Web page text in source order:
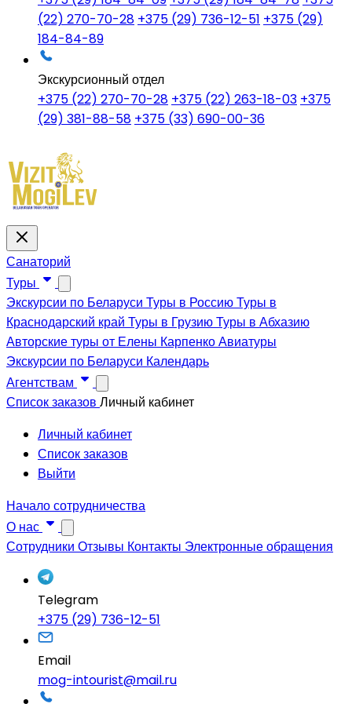
(22) 270-70-28 +375 (29) 736-12-51 +375 (29)
184-84-89
Экскурсионный отдел
+375 (22) 270-70-28 +375 (22) 263-18-03 +375
(29) 381-88-58 +375 (33) 690-00-36
Санаторий
Туры
Экскурсии по Беларуси Туры в РоссиюТуры в
Краснодарский край Туры в ГрузиюТуры в Абхазию
Авторские туры от Елены КарпенкоАвиатуры
Экскурсии по Беларуси Календарь
Агентствам
Список заказов Личный кабинет
Личный кабинет
Список заказов
Выйти
Начало сотрудничества
О нас
Сотрудники Отзывы Контакты Электронные обращения
Telegram
+375 (29) 736-12-51
Email
mog-intourist@mail.ru